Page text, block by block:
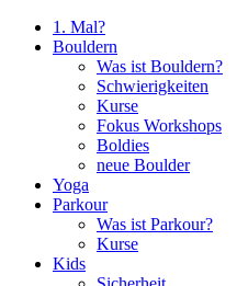
1. Mal?
Bouldern
Was ist Bouldern?
Schwierigkeiten
Kurse
Fokus Workshops
Boldies
neue Boulder
Yoga
Parkour
Was ist Parkour?
Kurse
Kids